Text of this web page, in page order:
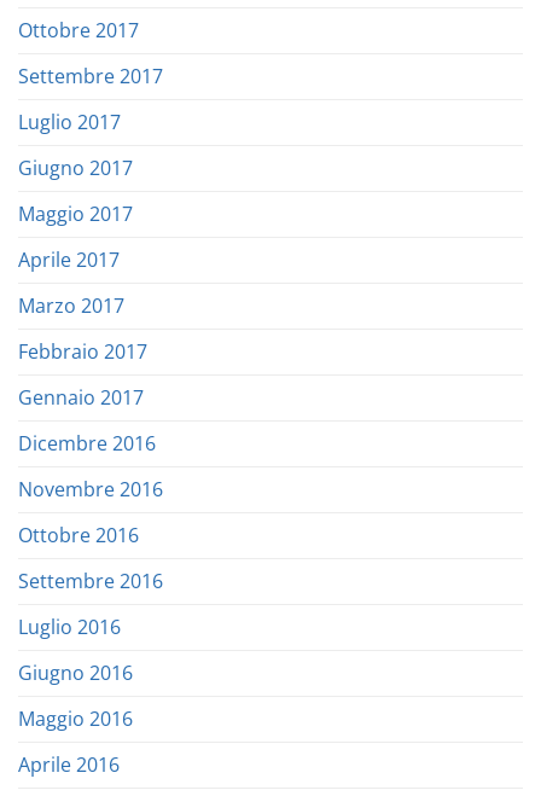
Ottobre 2017
Settembre 2017
Luglio 2017
Giugno 2017
Maggio 2017
Aprile 2017
Marzo 2017
Febbraio 2017
Gennaio 2017
Dicembre 2016
Novembre 2016
Ottobre 2016
Settembre 2016
Luglio 2016
Giugno 2016
Maggio 2016
Aprile 2016